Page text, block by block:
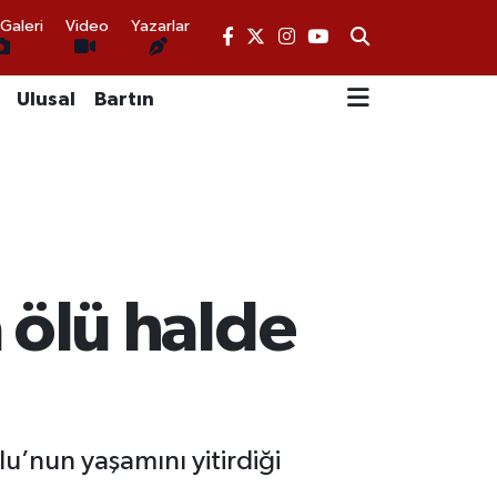
Video Yazarlar
Ulusal Bartın
halde
yaşamını yitirdiği